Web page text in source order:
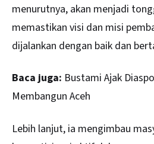
menurutnya, akan menjadi
memastikan visi dan misi
dijalankan dengan baik dan
Baca juga: Bustami Ajak
Membangun Aceh
Lebih lanjut, ia mengimbau